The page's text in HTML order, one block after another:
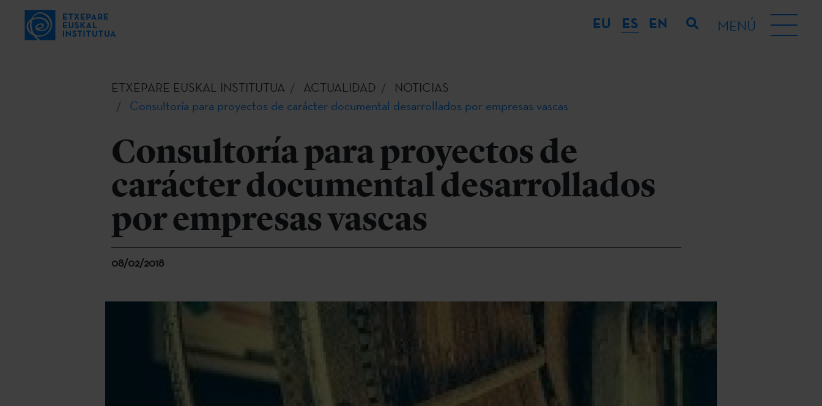
EU ES EN MENÚ
ETXEPARE EUSKAL INSTITUTUA ACTUALIDAD
NOTICIAS
Consultoría para proyectos de carácter documental desarrollados por empresas vascas
Consultoría para proyectos de
carácter documental desarrollados
por empresas vascas
08/02/2018